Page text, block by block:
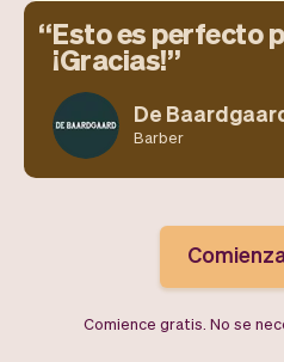
Esto es perfecto
¡Gracias!
De
Barber
Comience gratis. No se